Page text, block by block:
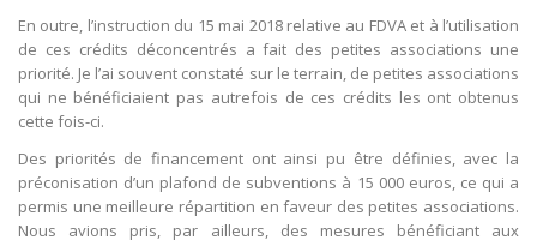
En outre, l’instruction du 15 mai 2018 relative au FDVA et à l’utilisation
de ces crédits déconcentrés a fait des petites associations une
priorité. Je l’ai souvent constaté sur le terrain, de petites associations
qui ne bénéficiaient pas autrefois de ces crédits les ont obtenus
cette fois-ci.
Des priorités de financement ont ainsi pu être définies, avec la
préconisation d’un plafond de subventions à 15 000 euros, ce qui a
permis une meilleure répartition en faveur des petites associations.
Nous avions pris, par ailleurs, des mesures bénéficiant aux